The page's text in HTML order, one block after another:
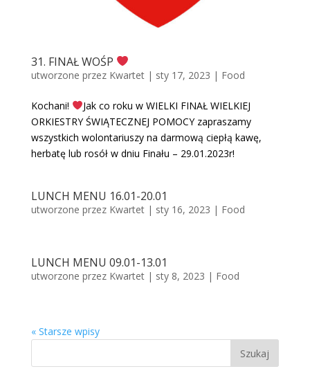
31. FINAŁ WOŚP
utworzone przez Kwartet| sty 17, 2023 | Food
Kochani!
Jak co roku w WIELKI FINAŁ WIELKIEJ
ORKIESTRY ŚWIĄTECZNEJ POMOCY zapraszamy
wszystkich wolontariuszy na darmową ciepłą kawę,
herbatę lub rosół w dniu Finału – 29.01.2023r!
LUNCH MENU 16.01-20.01
utworzone przez Kwartet| sty 16, 2023 | Food
LUNCH MENU 09.01-13.01
utworzone przez Kwartet| sty 8, 2023 | Food
« Starsze wpisy